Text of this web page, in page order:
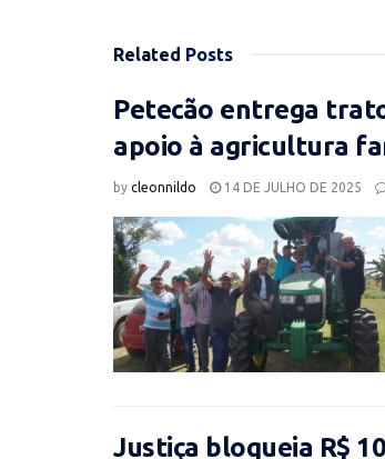
Related Posts
Petecão entrega
apoio à agricultura
by cleonnildo 14 DE JULHO DE 2025
Justiça bloqueia R$